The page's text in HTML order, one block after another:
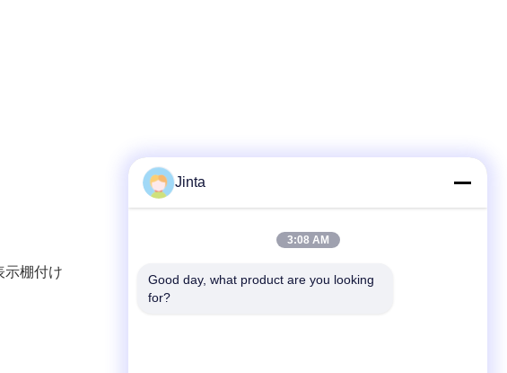
示棚付け テレ
Jinta
3:08 AM
Good day, what product are you looking
for?